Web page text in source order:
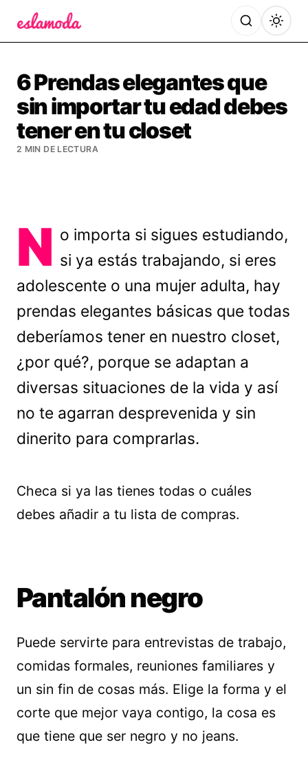
6 Prendas elegantes que
sin importar tu edad debes
tener en tu closet
2 MIN DE LECTURA
N o importa si sigues estudiando,
si ya estás trabajando, si eres
adolescente o una mujer adulta, hay
prendas elegantes básicas que todas
deberíamos tener en nuestro closet,
¿por qué?, porque se adaptan a
diversas situaciones de la vida y así
no te agarran desprevenida y sin
dinerito para comprarlas.
Checa si ya las tienes todas o cuáles
debes añadir a tu lista de compras.
Pantalón negro
Puede servirte para entrevistas de trabajo,
comidas formales, reuniones familiares y
un sin fin de cosas más. Elige la forma y el
corte que mejor vaya contigo, la cosa es
que tiene que ser negro y no jeans.